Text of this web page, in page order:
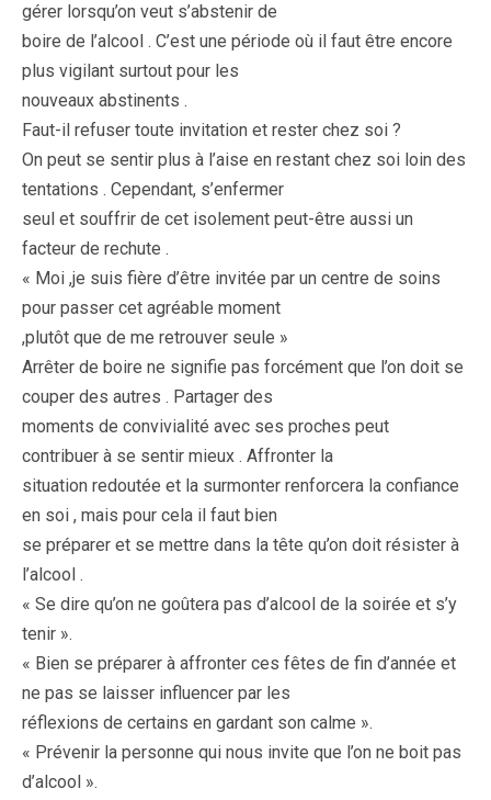
gérer lorsqu’on veut s’abstenir de
boire de l’alcool . C’est une période où il faut être encore
plus vigilant surtout pour les
nouveaux abstinents .
Faut-il refuser toute invitation et rester chez soi ?
On peut se sentir plus à l’aise en restant chez soi loin des
tentations . Cependant, s’enfermer
seul et souffrir de cet isolement peut-être aussi un
facteur de rechute .
« Moi ,je suis fière d’être invitée par un centre de soins
pour passer cet agréable moment
,plutôt que de me retrouver seule »
Arrêter de boire ne signifie pas forcément que l’on doit se
couper des autres . Partager des
moments de convivialité avec ses proches peut
contribuer à se sentir mieux . Affronter la
situation redoutée et la surmonter renforcera la confiance
en soi , mais pour cela il faut bien
se préparer et se mettre dans la tête qu’on doit résister à
l’alcool .
« Se dire qu’on ne goûtera pas d’alcool de la soirée et s’y
tenir ».
« Bien se préparer à affronter ces fêtes de fin d’année et
ne pas se laisser influencer par les
réflexions de certains en gardant son calme ».
« Prévenir la personne qui nous invite que l’on ne boit pas
d’alcool ».